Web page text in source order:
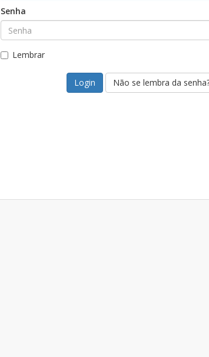
Senha
Lembrar
Não se lembra da